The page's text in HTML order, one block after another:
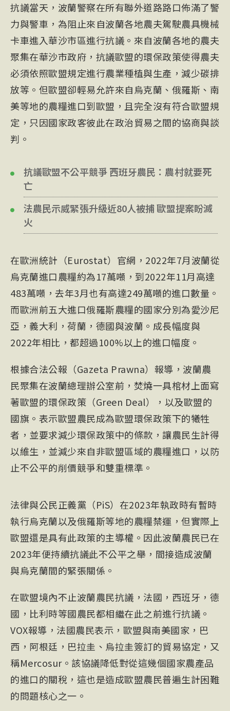
抗議當天， 波蘭警察在所有聯外道路路口佈滿了警
力與警車，為阻止來自波蘭各地農夫駕駛農具機械
卡車進入華沙市區進行抗議。來自波蘭各地的農夫
聚集在華沙市政府，抗議歐盟的環保政策使得農夫
必須依照歐盟規定進行農業種植與生產，減少碳排
放等。但歐盟卻輕易允許來自烏克蘭、俄羅斯、南
美等地的農糧進口到歐盟，且完全沒有符合歐盟規
定，只因國家政客彼此在政治貿易之間的協商與談
判。
抗議歐盟不公平競爭 西班牙農民：農村就要死
亡
法農民示威緊張升級近80人被捕 歐盟提案盼滅
火
在歐洲統計（Eurostat）官網，2022年7月波蘭從
烏克蘭進口農糧約為17萬噸，到2022年11月高達
483萬噸，去年3月也有高達249萬噸的進口數量。
而歐洲前五大進口俄羅斯農糧的國家分別為愛沙尼
亞，義大利，荷蘭，德國與波蘭。成長幅度與
2022年相比，都超過100%以上的進口幅度。
根據合法公報（Gazeta Prawna）報導，波蘭農
民聚集在波蘭總理辦公室前，焚燒一具棺材上面寫
著歐盟的環保政策（Green Deal），以及歐盟的
國旗。表示歐盟農民成為歐盟環保政策下的犧牲
者，並要求減少環保政策中的條款，讓農民生計得
以維生，並減少來自非歐盟區域的農糧進口，以防
止不公平的削價競爭和雙重標準。
法律與公民正義黨（PiS）在2023年執政時有暫時
執行烏克蘭以及俄羅斯等地的農糧禁運，但實際上
歐盟還是具有此政策的主導權。因此波蘭農民已在
2023年便持續抗議此不公平之舉，間接造成波蘭
與烏克蘭間的緊張關係。
在歐盟境內不止波蘭農民抗議，法國，西班牙，德
國，比利時等國農民都相繼在此之前進行抗議。
VOX報導，法國農民表示，歐盟與南美國家，巴
西，阿根廷，巴拉圭、烏拉圭簽訂的貿易協定，又
稱Mercosur。該協議降低對從這幾個國家農產品
的進口的關稅，這也是造成歐盟農民普遍生計困難
的問題核心之一。